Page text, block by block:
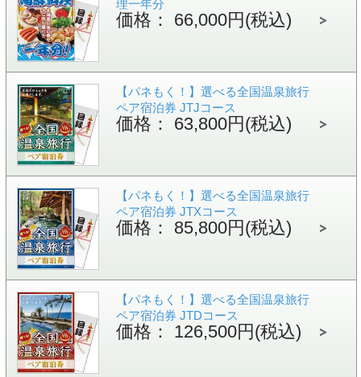
理一年分
価格： 66,000円(税込)
【パネもく！】選べる全国温泉旅行
ペア宿泊券 JTJコース
価格： 63,800円(税込)
【パネもく！】選べる全国温泉旅行
ペア宿泊券 JTXコース
価格： 85,800円(税込)
【パネもく！】選べる全国温泉旅行
ペア宿泊券 JTDコース
価格： 126,500円(税込)